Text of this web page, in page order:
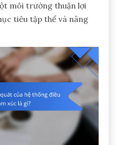
môi trường thuận lợi
tiêu tập thể và nâng